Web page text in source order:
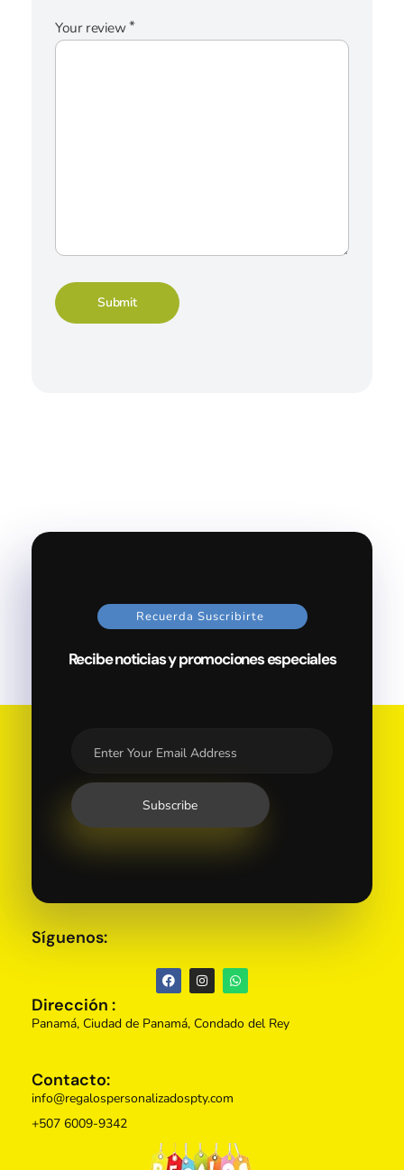
Your review*
Recuerda Suscribirte
Recibe noticias y promociones especiales
Contacto:
info@regalospersonalizadospty.com
+507 6009-9342
Dirección :
Panamá, Ciudad de Panamá, Condado del Rey
Síguenos: